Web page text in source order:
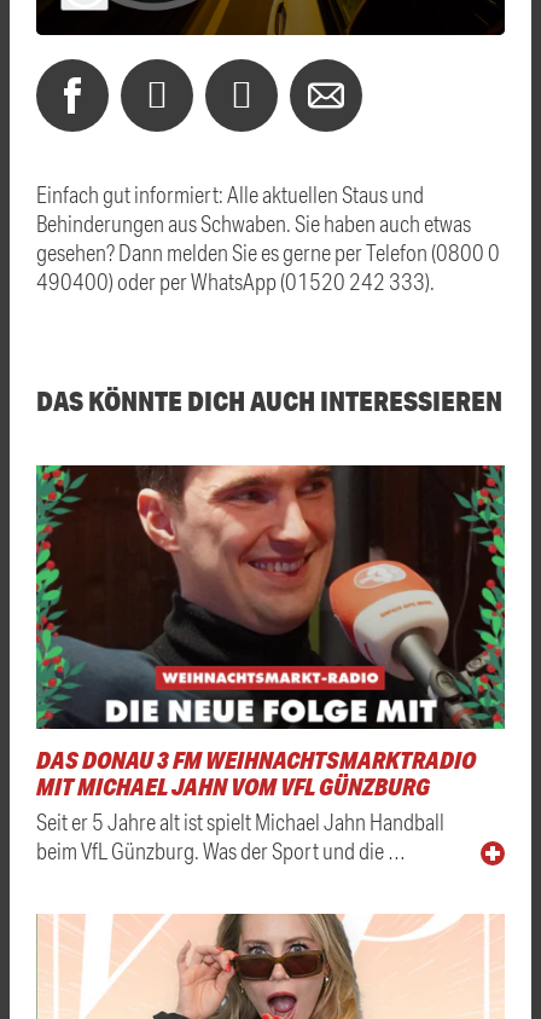
Einfach gut informiert: Alle aktuellen Staus und
Behinderungen aus Schwaben. Sie haben auch etwas
gesehen? Dann melden Sie es gerne per Telefon (0800 0
490400) oder per WhatsApp (01520 242 333).
DAS KÖNNTE DICH AUCH INTERESSIEREN
DAS DONAU 3 FM WEIHNACHTSMARKTRADIO
MIT MICHAEL JAHN VOM VFL GÜNZBURG
Seit er 5 Jahre alt ist spielt Michael Jahn Handball
beim VfL Günzburg. Was der Sport und die …